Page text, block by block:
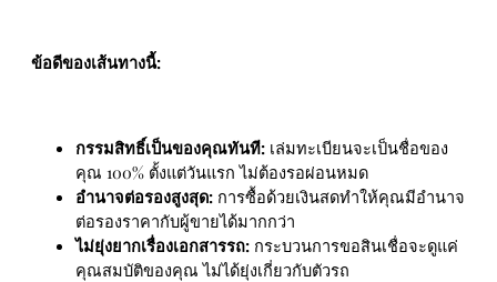
ข้อดีของเส้นทางนี้:
กรรมสิทธิ์เป็นของคุณทันที: เล่มทะเบียนจะเป็นชื่อของ
คุณ 100% ตั้งแต่วันแรก ไม่ต้องรอผ่อนหมด
อำนาจต่อรองสูงสุด: การซื้อด้วยเงินสดทำให้คุณมีอำนาจ
ต่อรองราคากับผู้ขายได้มากกว่า
ไม่ยุ่งยากเรื่องเอกสารรถ: กระบวนการขอสินเชื่อจะดูแค่
คุณสมบัติของคุณ ไม่ได้ยุ่งเกี่ยวกับตัวรถ